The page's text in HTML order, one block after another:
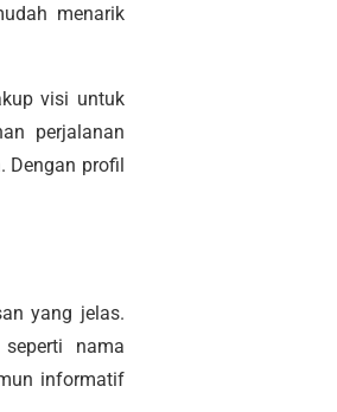
menarik
visi untuk
perjalanan
Dengan profil
yang jelas.
nama
informatif